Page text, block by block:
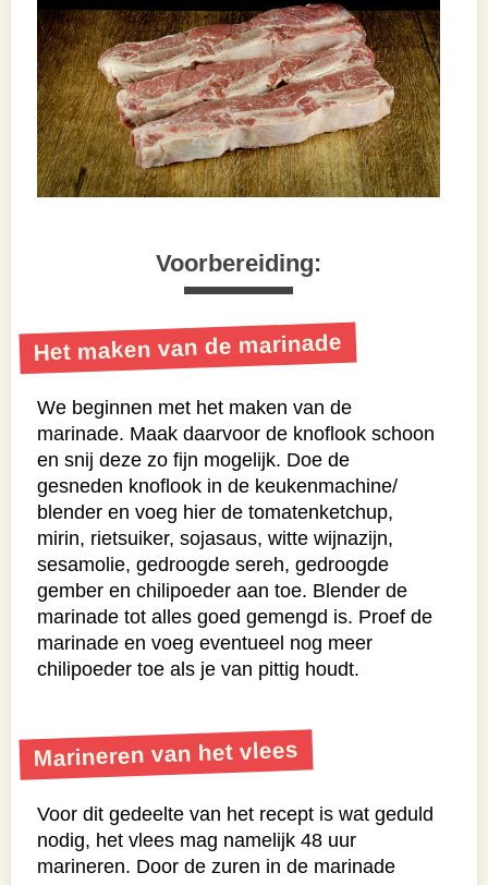
Voorbereiding:
Het maken van de marinade
We beginnen met het maken van de
marinade. Maak daarvoor de knoflook schoon
en snij deze zo fijn mogelijk. Doe de
gesneden knoflook in de keukenmachine/
blender en voeg hier de tomatenketchup,
mirin, rietsuiker, sojasaus, witte wijnazijn,
sesamolie, gedroogde sereh, gedroogde
gember en chilipoeder aan toe. Blender de
marinade tot alles goed gemengd is. Proef de
marinade en voeg eventueel nog meer
chilipoeder toe als je van pittig houdt.
Marineren van het vlees
Voor dit gedeelte van het recept is wat geduld
nodig, het vlees mag namelijk 48 uur
marineren. Door de zuren in de marinade